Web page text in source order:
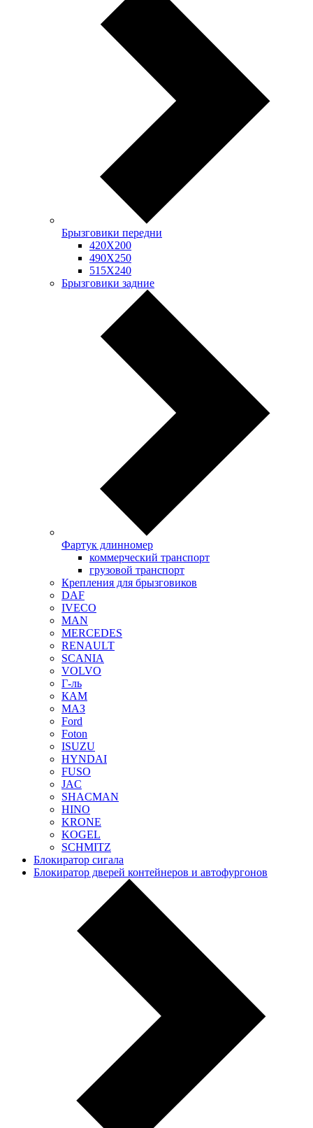
Брызговики передни
420Х200
490Х250
515Х240
Брызговики задние
Фартук длинномер
коммерческий транспорт
грузовой транспорт
Крепления для брызговиков
DAF
IVECO
MAN
MERCEDES
RENAULT
SCANIA
VOLVO
Г-ль
КАМ
МАЗ
Ford
Foton
ISUZU
HYNDAI
FUSO
JAC
SHACMAN
HINO
KRONE
KOGEL
SCHMITZ
Блокиратор сигала
Блокиратор дверей контейнеров и автофургонов